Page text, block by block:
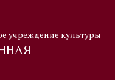
учреждение культуры